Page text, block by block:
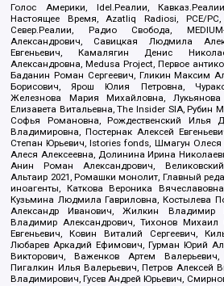
Голос Америки, Idel.Реалии,
Настоящее Время, Azatliq Radiosi, PCE/PC,
Север.Реалии, Радио Свобода,
Александрович, Савицкая Людмила
Евгеньевич, Камалягин Денис
Александровна, Medusa Project, Первое
Баданин Роман Сергеевич, Гликин Максим
Борисович, Ярош Юлия Петровна,
Железнова Мария Михайловна,
Елизавета Витальевна, The Insider SIA, Рубин
Софья Романовна, Рождественский Илья
Владимировна, Постернак Алексей
Степан Юрьевич, Istories fonds, Шмагун
Алеся Алексеевна, Долинина Ирина
Анин Роман Александрович,
Альтаир 2021, Ромашки монолит, Главный
иноагенты, Каткова Вероника
Кузьмина Людмила Гавриловна, Костылева
Александр Иванович, Жилкин Владимир
Владимир Александрович, Тихонов Михаил
Евгеньевич, Ковин Виталий Сергеевич,
Любарев Аркадий Ефимович, Гурман Юрий
Викторович, Важенков Артем
Пигалкин Илья Валерьевич, Петров Алексей
Владимирович, Гусев Андрей Юрьевич,